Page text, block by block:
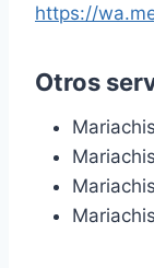
https://
Otros